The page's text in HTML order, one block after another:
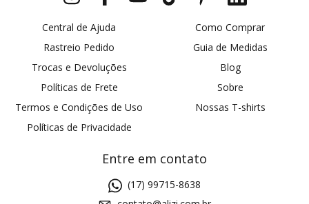
Central de Ajuda
Rastreio Pedido
Trocas e Devoluções
Políticas de Frete
Termos e Condições de Uso
Políticas de Privacidade
Como Comprar
Guia de Medidas
Blog
Sobre
Nossas T-shirts
Entre em contato
(17) 99715-8638